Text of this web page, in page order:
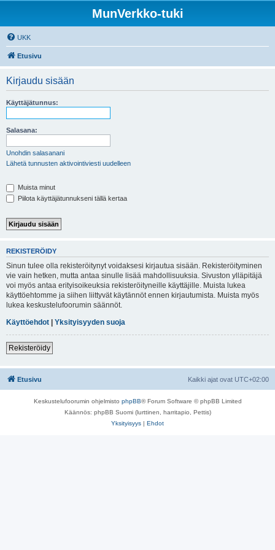
MunVerkko-tuki
UKK
Etusivu
Kirjaudu sisään
Käyttäjätunnus:
Salasana:
Unohdin salasanani
Lähetä tunnusten aktivointiviesti uudelleen
Muista minut
Piilota käyttäjätunnukseni tällä kertaa
REKISTERÖIDY
Sinun tulee olla rekisteröitynyt voidaksesi kirjautua sisään. Rekisteröityminen
vie vain hetken, mutta antaa sinulle lisää mahdollisuuksia. Sivuston ylläpitäjä
voi myös antaa erityisoikeuksia rekisteröityneille käyttäjille. Muista lukea
käyttöehtomme ja siihen liittyvät käytännöt ennen kirjautumista. Muista myös
lukea keskustelufoorumin säännöt.
Käyttöehdot | Yksityisyyden suoja
Rekisteröidy
Etusivu Kaikki ajat ovat UTC+02:00
Keskustelufoorumin ohjelmisto phpBB® Forum Software © phpBB Limited
Käännös: phpBB Suomi (lurttinen, harritapio, Pettis)
Yksityisyys | Ehdot